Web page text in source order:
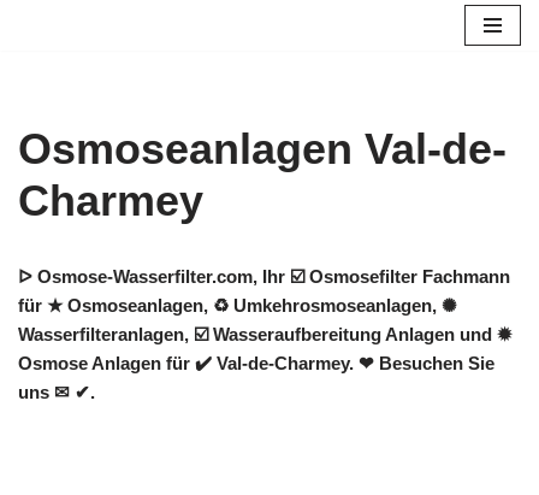
Osmoseanlagen Val-de-
Charmey
ᐅ Osmose-Wasserfilter.com, Ihr ☑️ Osmosefilter Fachmann
für ★ Osmoseanlagen, ♻ Umkehrosmoseanlagen, ✺
Wasserfilteranlagen, ☑️ Wasseraufbereitung Anlagen und ✹
Osmose Anlagen für ✔️ Val-de-Charmey. ❤ Besuchen Sie
uns ✉ ✔.